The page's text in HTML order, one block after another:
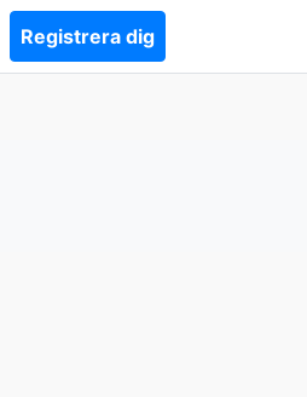
Registrera dig